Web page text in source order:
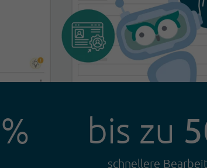
% bis zu
schnellere